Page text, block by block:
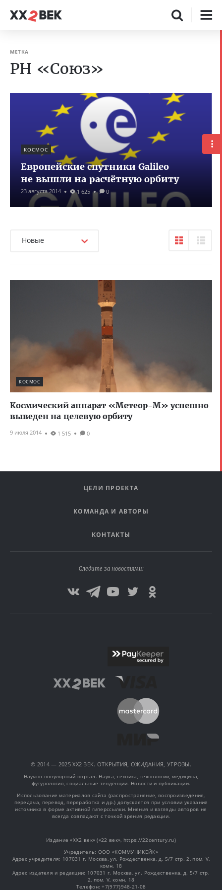
МЕТКА
РН «Союз»
КОСМОС
Европейские спутники Galileo
не вышли на расчётную орбиту
23 августа 2014 1 625 0
Новые
КОСМОС
Космический аппарат «Метеор-М» успешно
выведен на целевую орбиту
9 июля 2014 1 515 0
ЦЕЛИ ПРОЕКТА
КОМАНДА И АВТОРЫ
КОНТАКТЫ
Следите за новостями:
© 2014 — 2025 XX2 ВЕК. ОТКРЫТИЯ, ОЖИДАНИЯ, УГРОЗЫ.
Научно-популярный портал. Наука, техника, технологии, медицина,
футурология, социальные тенденции. Новости и публикации.
Использование материалов сайта (распространение, воспроизведение,
передача, перевод, переработка и др.) допускается при условии указания
источника в форме активной гиперссылки. Мнения и взгляды авторов не
всегда совпадают с точкой зрения редакции.
Издание «XX2 век» («22 век», https://22century.ru)
Учредитель: OOO «КОММУНИКЕЙК»
Адрес учредителя: 107031 г. Москва, ул. Рождественка, д. 5/7 стр. 2, пом. V,
комн. 18
Адрес издателя и редакции: 107031 г. Москва, ул. Рождественка, д. 5/7 стр.
2, пом. V, комн. 18
Телефон: +7(977)948-21-08